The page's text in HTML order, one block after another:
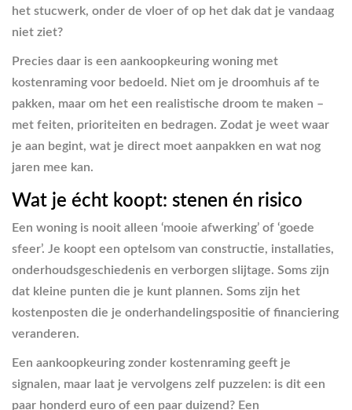
het stucwerk, onder de vloer of op het dak dat je vandaag
niet ziet?
Precies daar is een aankoopkeuring woning met
kostenraming voor bedoeld. Niet om je droomhuis af te
pakken, maar om het een realistische droom te maken –
met feiten, prioriteiten en bedragen. Zodat je weet waar
je aan begint, wat je direct moet aanpakken en wat nog
jaren mee kan.
Wat je écht koopt: stenen én risico
Een woning is nooit alleen ‘mooie afwerking’ of ‘goede
sfeer’. Je koopt een optelsom van constructie, installaties,
onderhoudsgeschiedenis en verborgen slijtage. Soms zijn
dat kleine punten die je kunt plannen. Soms zijn het
kostenposten die je onderhandelingspositie of financiering
veranderen.
Een aankoopkeuring zonder kostenraming geeft je
signalen, maar laat je vervolgens zelf puzzelen: is dit een
paar honderd euro of een paar duizend? Een